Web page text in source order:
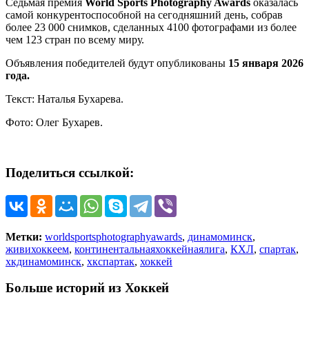
Седьмая премия World Sports Photography Awards оказалась
самой конкурентоспособной на сегодняшний день, собрав
более 23 000 снимков, сделанных 4100 фотографами из более
чем 123 стран по всему миру.
Объявления победителей будут опубликованы 15 января 2026
года.
Текст: Наталья Бухарева.
Фото: Олег Бухарев.
Поделиться ссылкой:
Метки: worldsportsphotographyawards, динамоминск,
живихоккеем, континентальнаяхоккейнаялига, КХЛ, спартак,
хкдинамоминск, хкспартак, хоккей
Больше историй из Хоккей